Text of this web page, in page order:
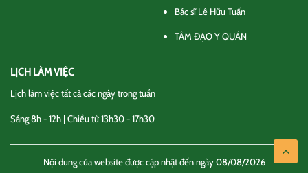
Bác sĩ Lê Hữu Tuấn
TÂM ĐẠO Y QUÁN
LỊCH LÀM VIỆC
Lịch làm việc tất cả các ngày trong tuần
Sáng 8h - 12h | Chiều từ 13h30 - 17h30
Nội dung của website được cập nhật đến ngày 08/08/2026